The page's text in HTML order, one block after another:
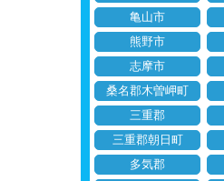
亀山市
熊野市
志摩市
桑名郡木曽岬町
三重郡
三重郡朝日町
多気郡